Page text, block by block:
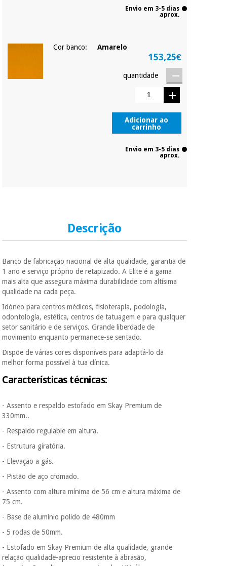
Envio em 3-5 dias
aprox.
Cor banco: Amarelo
153,25€
quantidade
Adicionar ao
carrinho
Envio em 3-5 dias
aprox.
Descrição
Banco de fabricação nacional de alta qualidade, garantia de
1 ano e serviço próprio de retapizado. A Elite é a gama
mais alta que assegura máxima durabilidade com altísima
qualidade na cada peça.
Idóneo para centros médicos, fisioterapia, podología,
odontología, estética, centros de tatuagem e para qualquer
setor sanitário e de serviços. Grande liberdade de
movimento enquanto permanece-se sentado.
Dispõe de várias cores disponíveis para adaptá-lo da
melhor forma possível à tua clínica.
Características técnicas:
- Assento e respaldo estofado em Skay Premium de
330mm..
- Respaldo regulable em altura.
- Estrutura giratória.
- Elevação a gás.
- Pistão de aço cromado.
- Assento com altura mínima de 56 cm e altura máxima de
75 cm.
- Base de alumínio polido de 480mm
- 5 rodas de 50mm.
- Estofado em Skay Premium de alta qualidade, grande
relação qualidade-aprecio resistente à abrasão,